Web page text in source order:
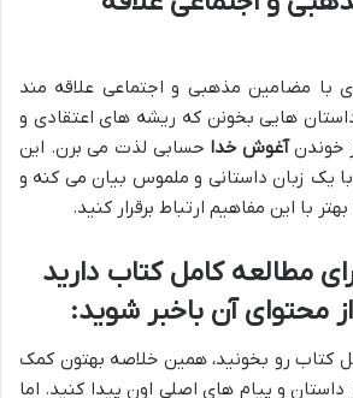
با مضامین مذهبی و اجتماعی علاقه مند
هایی بخونن که ریشه های اعتقادی و
خوندنآغوش خدا حسابی لذت می برن. این
یک زبان داستانی و ملموس بیان می کنه و
با این مفاهیم ارتباط برقرار کنید.
مطالعه کامل کتاب دارید
محتوای آن باخبر شوید:
کتاب رو بخونید، همین خلاصه بهتون کمک
داستان و پیام های اصلی اون پیدا کنید. اما